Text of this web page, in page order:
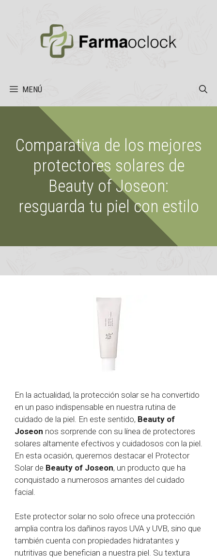
MENÚ
Comparativa de los mejores
protectores solares de
Beauty of Joseon:
resguarda tu piel con estilo
En la actualidad, la protección solar se ha convertido
en un paso indispensable en nuestra rutina de
cuidado de la piel. En este sentido, Beauty of
Joseon nos sorprende con su línea de protectores
solares altamente efectivos y cuidadosos con la piel.
En esta ocasión, queremos destacar el Protector
Solar de Beauty of Joseon, un producto que ha
conquistado a numerosos amantes del cuidado
facial.
Este protector solar no solo ofrece una protección
amplia contra los dañinos rayos UVA y UVB, sino que
también cuenta con propiedades hidratantes y
nutritivas que benefician a nuestra piel. Su textura